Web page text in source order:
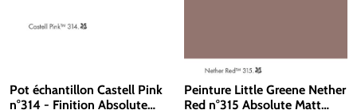
Pot échantillon Castell Pink
n°314 - Finition Absolute
Peinture Little Greene Nether
Red n°315 Absolute Matt